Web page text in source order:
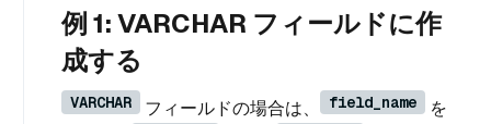
例 1: VARCHAR フィールドに作
成する
VARCHAR フィールドの場合は、 field_name
を